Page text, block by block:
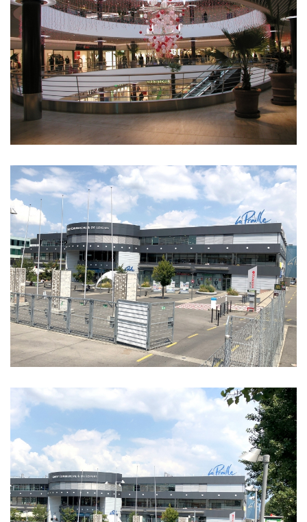
Forgot
your
password?
Forgot
your
username?